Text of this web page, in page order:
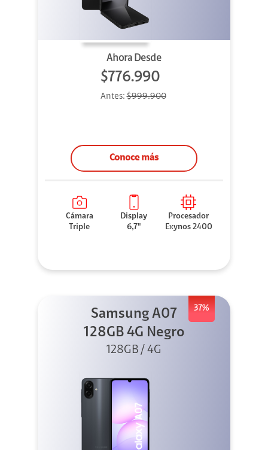
Ahora Desde
$776.990
Antes:$999.900
Conoce más
Cámara
Triple
Display
6,7"
Procesador
Exynos 2400
37%
Samsung A07
128GB 4G Negro
128GB / 4G